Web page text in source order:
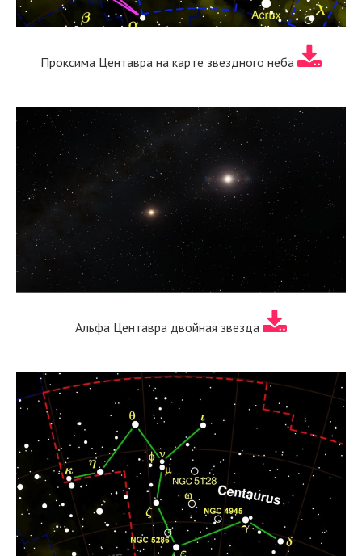
Проксима Центавра на карте звездного неба
Альфа Центавра двойная звезда